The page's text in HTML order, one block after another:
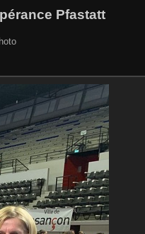
Pfastatt